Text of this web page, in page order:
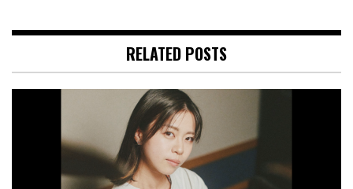
RELATED POSTS